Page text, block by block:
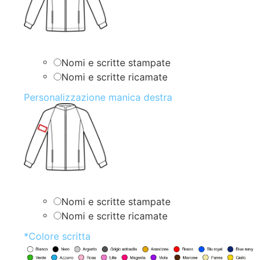
Nomi e scritte stampate
Nomi e scritte ricamate
Personalizzazione manica destra
Nomi e scritte stampate
Nomi e scritte ricamate
*Colore scritta